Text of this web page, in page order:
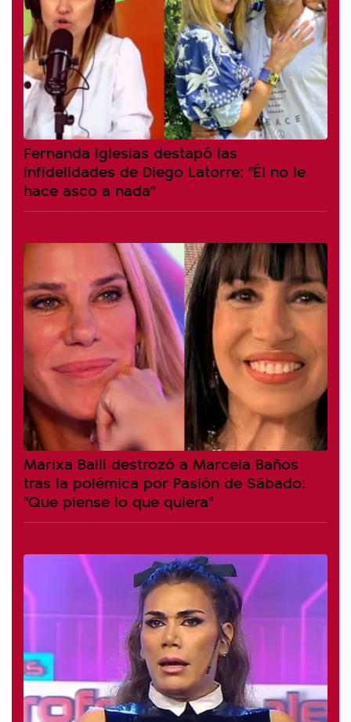
Fernanda Iglesias destapó las
infidelidades de Diego Latorre: "Él no le
hace asco a nada"
Marixa Balli destrozó a Marcela Baños
tras la polémica por Pasión de Sábado:
"Que piense lo que quiera"